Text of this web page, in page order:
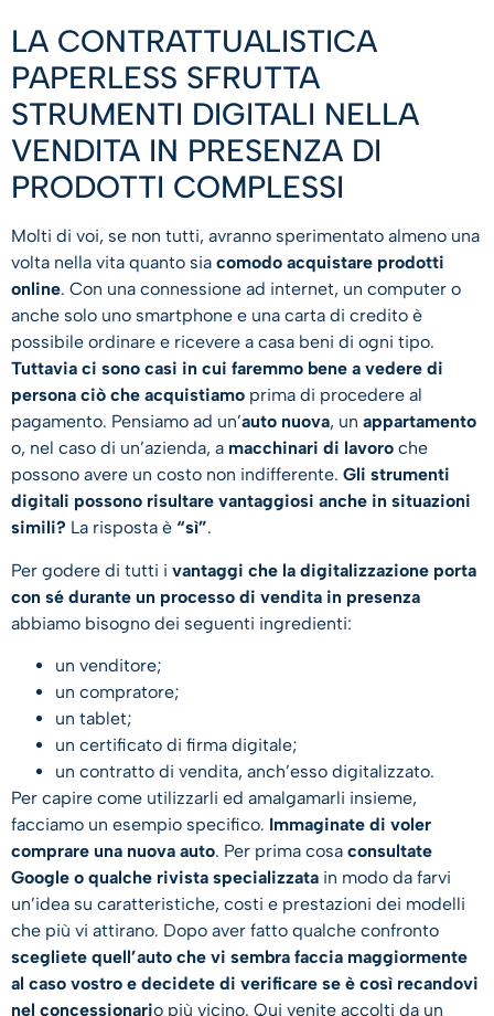
LA CONTRATTUALISTICA
PAPERLESS SFRUTTA
STRUMENTI DIGITALI NELLA
VENDITA IN PRESENZA DI
PRODOTTI COMPLESSI
Molti di voi, se non tutti, avranno sperimentato almeno una
volta nella vita quanto sia comodo acquistare prodotti
online. Con una connessione ad internet, un computer o
anche solo uno smartphone e una carta di credito è
possibile ordinare e ricevere a casa beni di ogni tipo.
Tuttavia ci sono casi in cui faremmo bene a vedere di
persona ciò che acquistiamo prima di procedere al
pagamento. Pensiamo ad un’auto nuova, un appartamento
o, nel caso di un’azienda, a macchinari di lavoro che
possono avere un costo non indifferente. Gli strumenti
digitali possono risultare vantaggiosi anche in situazioni
simili? La risposta è “sì”.
Per godere di tutti i vantaggi che la digitalizzazione porta
con sé durante un processo di vendita in presenza
abbiamo bisogno dei seguenti ingredienti:
un venditore;
un compratore;
un tablet;
un certificato di firma digitale;
un contratto di vendita, anch’esso digitalizzato.
Per capire come utilizzarli ed amalgamarli insieme,
facciamo un esempio specifico. Immaginate di voler
comprare una nuova auto. Per prima cosa consultate
Google o qualche rivista specializzata in modo da farvi
un’idea su caratteristiche, costi e prestazioni dei modelli
che più vi attirano. Dopo aver fatto qualche confronto
scegliete quell’auto che vi sembra faccia maggiormente
al caso vostro e decidete di verificare se è così recandovi
nel concessionario più vicino. Qui venite accolti da un